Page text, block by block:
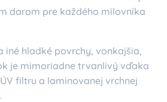
darom pre každého milovníka
iné hladké povrchy, vonkajšia,
je mimoriadne trvanlivý vďaka
filtru a laminovanej vrchnej